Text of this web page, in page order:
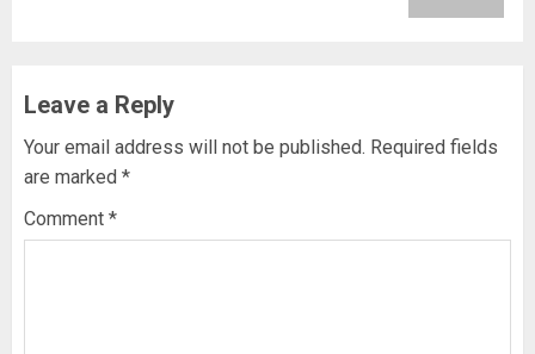
Leave a Reply
Your email address will not be published. Required fields
are marked *
Comment *